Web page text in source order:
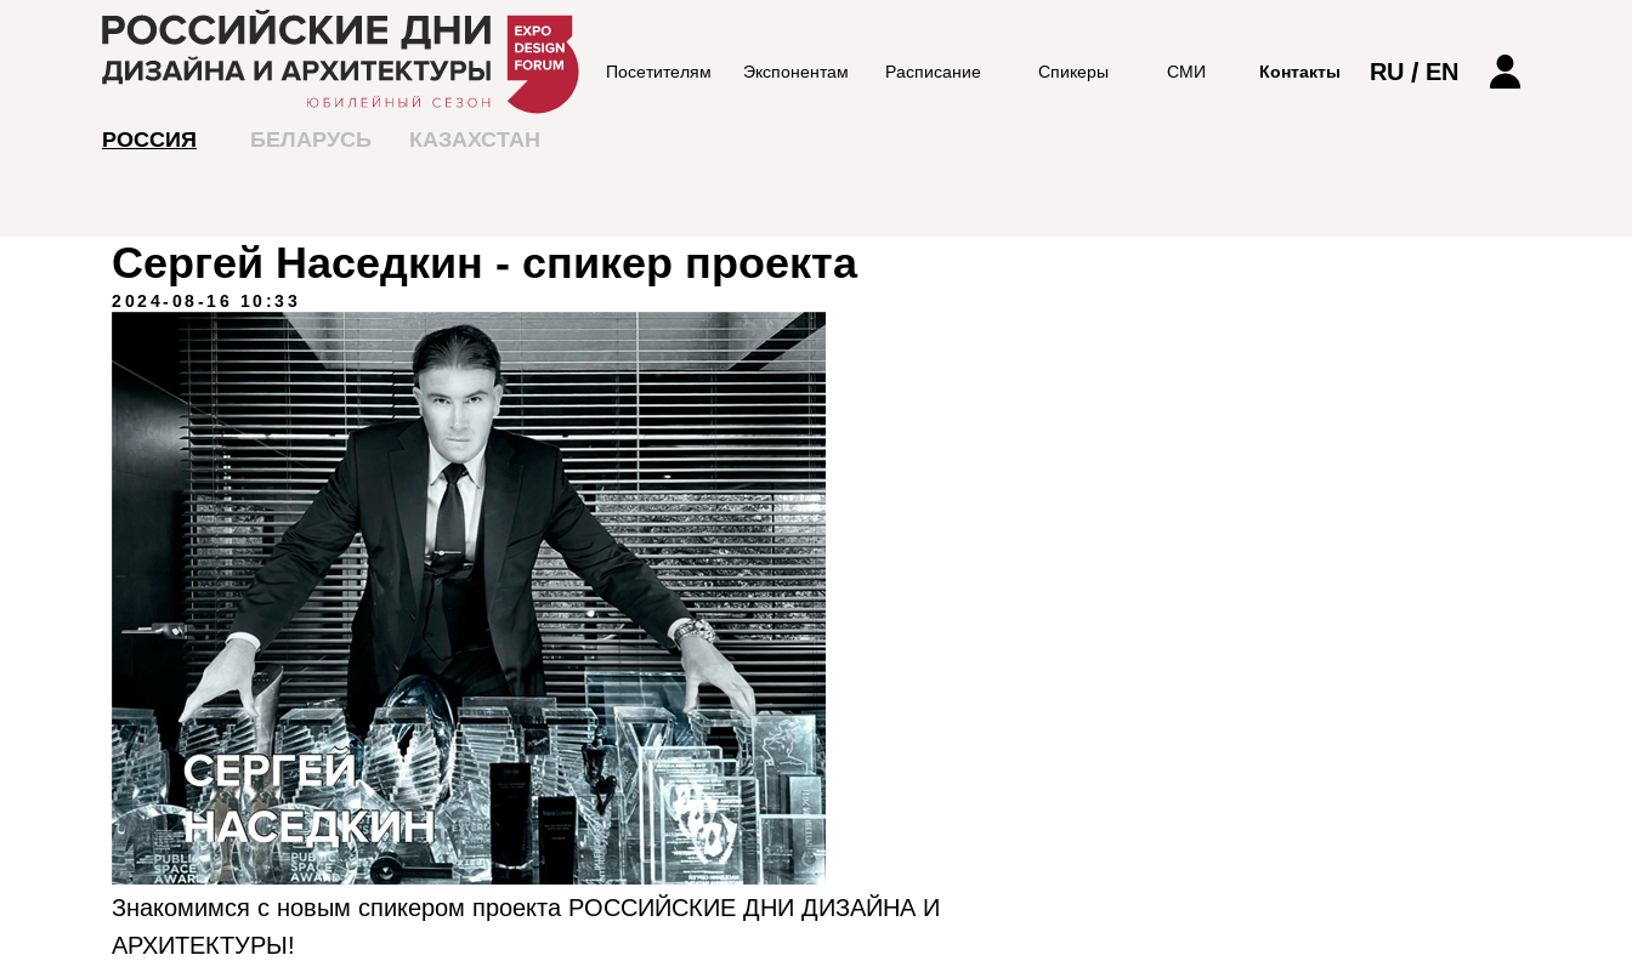
Контакты RU EN
/
Спикеры СМИ
Расписание
Экспонентам
Посетителям
РОССИЯ БЕЛАРУСЬ КАЗАХСТАН
Сергей Наседкин - спикер проекта
2024-08-16 10:33
Знакомимся с новым спикером проекта РОССИЙСКИЕ ДНИ ДИЗАЙНА И
АРХИТЕКТУРЫ!